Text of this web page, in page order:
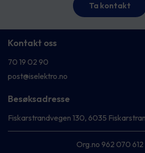
Ta kontakt
Kontakt oss
70 19 02 90
post@iselektro.no
Besøksadresse
Fiskarstrandvegen 130, 6035
Org.no 962 070 612